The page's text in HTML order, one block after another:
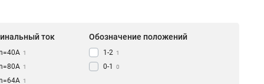
ток
1
1
1
Обозначение положений
1-2 1
0-1 0